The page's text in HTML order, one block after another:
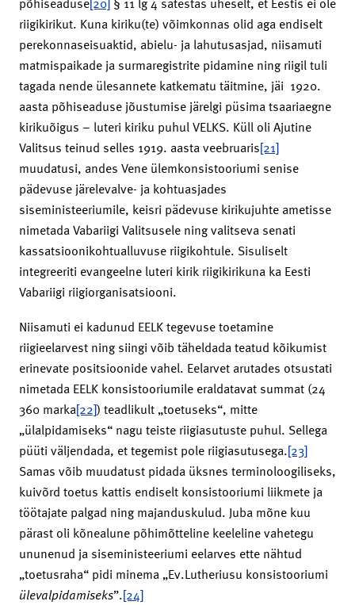
riigikirikut. Kuna kiriku(te) võimkonnas olid aga endiselt
perekonnaseisuaktid, abielu- ja lahutusasjad, niisamuti
matmispaikade ja surmaregistrite pidamine ning riigil tuli
tagada nende ülesannete katkematu täitmine, jäi 1920.
aasta põhiseaduse jõustumise järelgi püsima tsaariaegne
kirikuõigus – luteri kiriku puhul VELKS. Küll oli Ajutine
Valitsus teinud selles 1919. aasta veebruaris[21]
muudatusi, andes Vene ülemkonsistooriumi senise
pädevuse järelevalve- ja kohtuasjades
siseministeeriumile, keisri pädevuse kirikujuhte ametisse
nimetada Vabariigi Valitsusele ning valitseva senati
kassatsioonikohtualluvuse riigikohtule. Sisuliselt
integreeriti evangeelne luteri kirik riigikirikuna ka Eesti
Vabariigi riigiorganisatsiooni.
Niisamuti ei kadunud EELK tegevuse toetamine
riigieelarvest ning siingi võib täheldada teatud kõikumist
erinevate positsioonide vahel. Eelarvet arutades otsustati
nimetada EELK konsistooriumile eraldatavat summat (24
360 marka[22]) teadlikult „toetuseks“, mitte
„ülalpidamiseks“ nagu teiste riigiasutuste puhul. Sellega
püüti väljendada, et tegemist pole riigiasutusega.[23]
Samas võib muudatust pidada üksnes terminoloogiliseks,
kuivõrd toetus kattis endiselt konsistooriumi liikmete ja
töötajate palgad ning majanduskulud. Juba mõne kuu
pärast oli kõnealune põhimõtteline keeleline vahetegu
ununenud ja siseministeeriumi eelarves ette nähtud
„toetusraha“ pidi minema „Ev.Lutheriusu konsistooriumi
ülevalpidamiseks”.[24]